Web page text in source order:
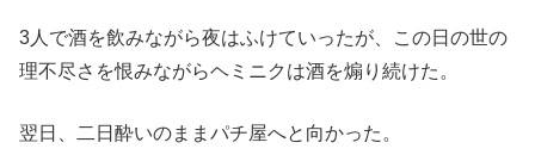
3人で酒を飲みながら夜はふけていったが、この日の世の
理不尽さを恨みながらヘミニクは酒を煽り続けた。
翌日、二日酔いのままパチ屋へと向かった。